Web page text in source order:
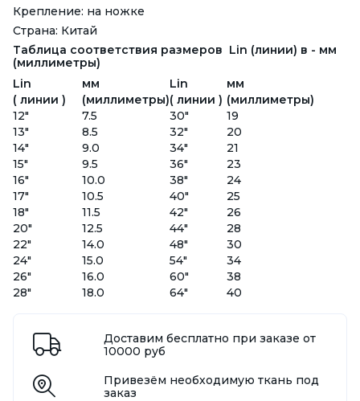
Крепление: на ножке
Страна: Китай
Таблица соответствия размеров Lin (линии) в - мм
(миллиметры)
Lin
мм Lin
мм
( линии )
(миллиметры)( линии ) (миллиметры)
12"
7.5 30"
19
13"
8.5 32"
20
14"
9.0 34"
21
15"
9.5 36"
23
16"
10.0 38"
24
17"
10.5 40"
25
18"
11.5 42"
26
20"
12.5 44"
28
22"
14.0 48"
30
24"
15.0 54"
34
26"
16.0 60"
38
28"
18.0 64" 40
Доставим бесплатно при заказе от
10000 руб
Привезём необходимую ткань под
заказ